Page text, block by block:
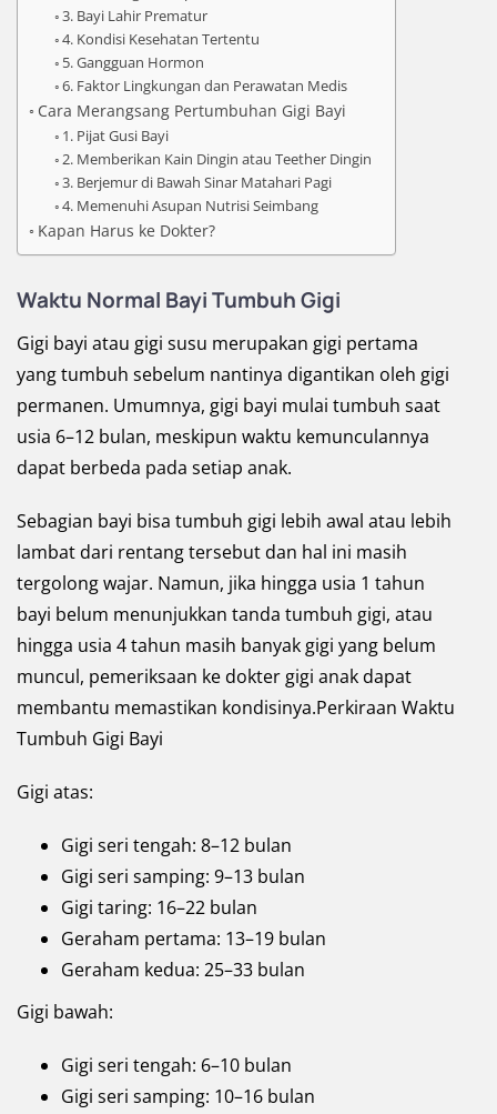
3. Bayi Lahir Prematur
4. Kondisi Kesehatan Tertentu
5. Gangguan Hormon
6. Faktor Lingkungan dan Perawatan Medis
Cara Merangsang Pertumbuhan Gigi Bayi
1. Pijat Gusi Bayi
2. Memberikan Kain Dingin atau Teether Dingin
3. Berjemur di Bawah Sinar Matahari Pagi
4. Memenuhi Asupan Nutrisi Seimbang
Kapan Harus ke Dokter?
Waktu Normal Bayi Tumbuh Gigi
Gigi bayi atau gigi susu merupakan gigi pertama
yang tumbuh sebelum nantinya digantikan oleh gigi
permanen. Umumnya, gigi bayi mulai tumbuh saat
usia 6–12 bulan, meskipun waktu kemunculannya
dapat berbeda pada setiap anak.
Sebagian bayi bisa tumbuh gigi lebih awal atau lebih
lambat dari rentang tersebut dan hal ini masih
tergolong wajar. Namun, jika hingga usia 1 tahun
bayi belum menunjukkan tanda tumbuh gigi, atau
hingga usia 4 tahun masih banyak gigi yang belum
muncul, pemeriksaan ke dokter gigi anak dapat
membantu memastikan kondisinya.Perkiraan Waktu
Tumbuh Gigi Bayi
Gigi atas:
Gigi seri tengah: 8–12 bulan
Gigi seri samping: 9–13 bulan
Gigi taring: 16–22 bulan
Geraham pertama: 13–19 bulan
Geraham kedua: 25–33 bulan
Gigi bawah:
Gigi seri tengah: 6–10 bulan
Gigi seri samping: 10–16 bulan